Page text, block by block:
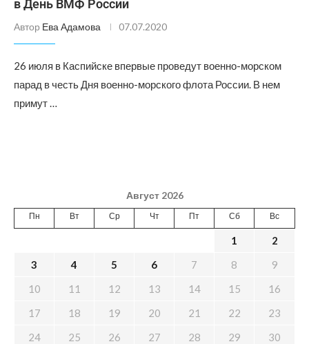
в День ВМФ России
Автор Ева Адамова 07.07.2020
26 июля в Каспийске впервые проведут военно-морском
парад в честь Дня военно-морского флота России. В нем
примут …
Август 2026
Пн Вт Ср Чт Пт Сб Вс
1
2
3
4 5 6 7 8
9
10
11 12 13 14 15
16
17
18 19 20 21 22
23
24
25 26 27 28 29
30